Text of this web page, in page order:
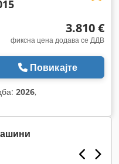
3.810 €
фиксна цена додава се ДДВ
Повикајте
2026,